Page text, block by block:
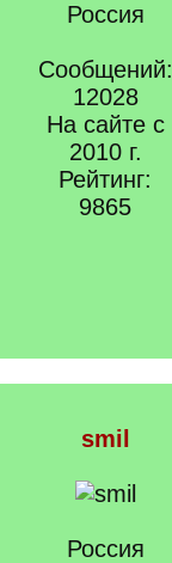
Россия
Сообщений:
12028
На сайте с
2010 г.
Рейтинг:
9865
smil
Россия